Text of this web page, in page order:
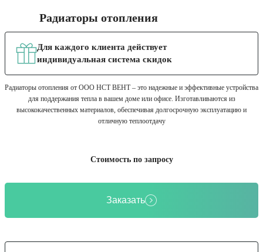
Радиаторы отопления
Для каждого клиента действует
индивидуальная система скидок
Радиаторы отопления от ООО НСТ ВЕНТ – это надежные и эффективные устройства
для поддержания тепла в вашем доме или офисе. Изготавливаются из
высококачественных материалов, обеспечивая долгосрочную эксплуатацию и
отличную теплоотдачу
Стоимость по запросу
Заказать